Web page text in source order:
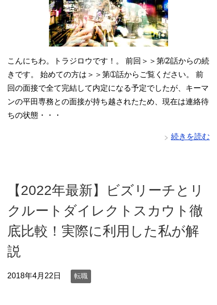
こんにちわ。トラジロウです！。 前回＞＞第➁話からの続
きです。 始めての方は＞＞第➀話からご覧ください。 前
回の面接で全て完結して内定になる予定でしたが、キーマ
ンの平田専務との面接が持ち越されたため、現在は連絡待
ちの状態・・・
続きを読む
【2022年最新】ビズリーチとリ
クルートダイレクトスカウト徹
底比較！実際に利用した私が解
説
2018年4月22日 転職